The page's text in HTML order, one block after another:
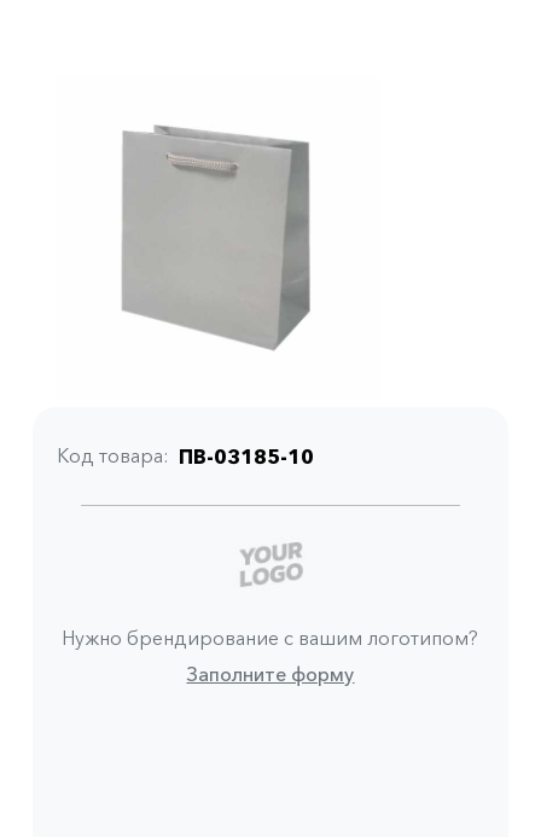
Код товара ПВ-03185-10
Нужно брендирование с вашим логотипом?
Заполните форму